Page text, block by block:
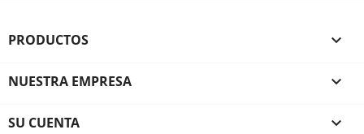
PRODUCTOS 
NUESTRA EMPRESA 
SU CUENTA 